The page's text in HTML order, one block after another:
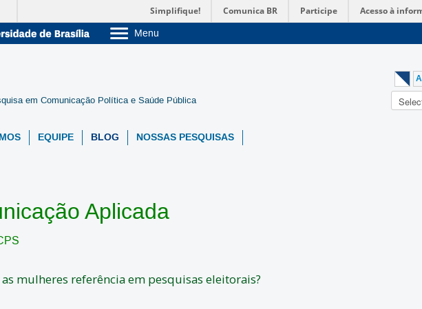
Simplifique! Comunica BR Participe Acesso à
Menu
Pós-Graduação
Servidor
em Comunicação Política e Saúde Pública
EQUIPE BLOG NOSSAS PESQUISAS
Aplicada
mulheres referência em pesquisas eleitorais?